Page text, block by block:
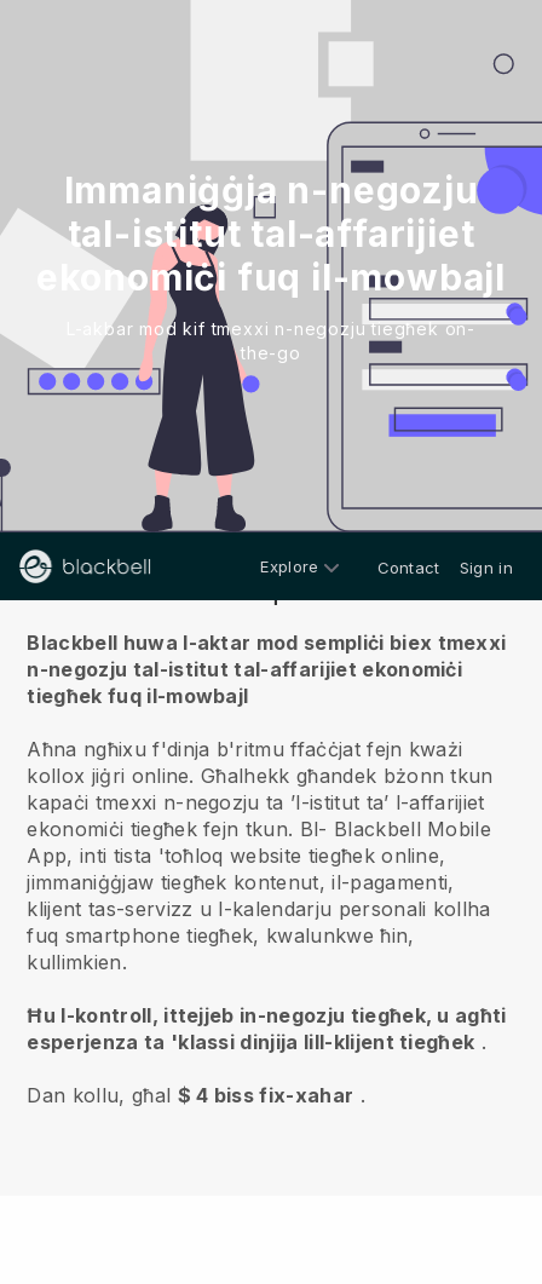
Immaniġġja n-negozju
tal-istitut tal-affarijiet
ekonomiċi fuq il-mowbajl
L-akbar mod kif tmexxi n-negozju tiegħek on-
the-go
Explore Contact Sign in
Blackbell huwa l-aktar mod sempliċi biex tmexxi
n-negozju tal-istitut tal-affarijiet ekonomiċi
tiegħek fuq il-mowbajl
Aħna ngħixu f'dinja b'ritmu ffaċċjat fejn kważi
kollox jiġri online.Għalhekk għandek bżonn tkun
kapaċi tmexxi n-negozju ta ’l-istitut ta’ l-affarijiet
ekonomiċi tiegħek fejn tkun. Bl- Blackbell Mobile
App, inti tista 'toħloq website tiegħek online,
jimmaniġġjaw tiegħek kontenut, il-pagamenti,
klijent tas-servizz u l-kalendarju personali kollha
fuq smartphone tiegħek, kwalunkwe ħin,
kullimkien.
Ħu l-kontroll, ittejjeb in-negozju tiegħek, u agħti
esperjenza ta 'klassi dinjija lill-klijent tiegħek .
Dan kollu, għal $ 4 biss fix-xahar .